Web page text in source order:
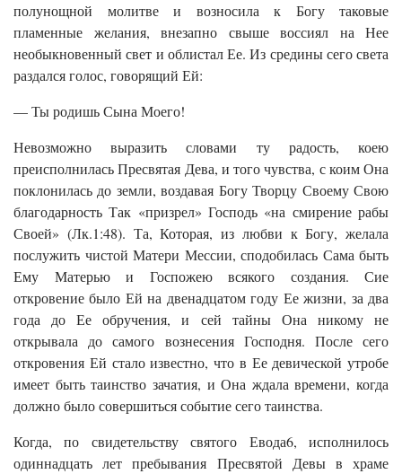
полунощной молитве и возносила к Богу таковые
пламенные желания, внезапно свыше воссиял на Нее
необыкновенный свет и облистал Ее. Из средины сего света
раздался голос, говорящий Ей:
— Ты родишь Сына Моего!
Невозможно выразить словами ту радость, коею
преисполнилась Пресвятая Дева, и того чувства, с коим Она
поклонилась до земли, воздавая Богу Творцу Своему Свою
благодарность Так «призрел» Господь «на смирение рабы
Своей» (Лк.1:48). Та, Которая, из любви к Богу, желала
послужить чистой Матери Мессии, сподобилась Сама быть
Ему Матерью и Госпожею всякого создания. Сие
откровение было Ей на двенадцатом году Ее жизни, за два
года до Ее обручения, и сей тайны Она никому не
открывала до самого вознесения Господня. После сего
откровения Ей стало известно, что в Ее девической утробе
имеет быть таинство зачатия, и Она ждала времени, когда
должно было совершиться событие сего таинства.
Когда, по свидетельству святого Евода6, исполнилось
одиннадцать лет пребывания Пресвятой Девы в храме